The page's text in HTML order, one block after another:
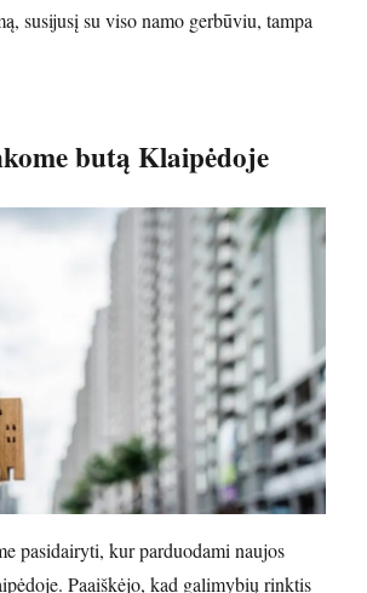
susijusį su viso namo gerbūviu, tampa
butą Klaipėdoje
pasidairyti, kur parduodami naujos
Paaiškėjo, kad galimybių rinktis